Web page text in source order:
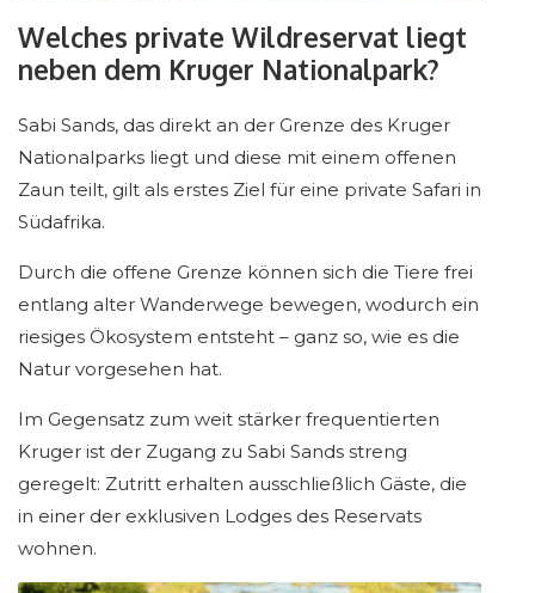
Welches private Wildreservat liegt
neben dem Kruger Nationalpark?
Sabi Sands, das direkt an der Grenze des Kruger
Nationalparks liegt und diese mit einem offenen
Zaun teilt, gilt als erstes Ziel für eine private Safari in
Südafrika.
Durch die offene Grenze können sich die Tiere frei
entlang alter Wanderwege bewegen, wodurch ein
riesiges Ökosystem entsteht – ganz so, wie es die
Natur vorgesehen hat.
Im Gegensatz zum weit stärker frequentierten
Kruger ist der Zugang zu Sabi Sands streng
geregelt: Zutritt erhalten ausschließlich Gäste, die
in einer der exklusiven Lodges des Reservats
wohnen.